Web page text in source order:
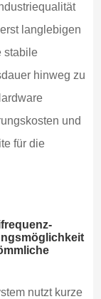
langlebigen
stabile
hinweg zu
und
für die
nutzt kurze